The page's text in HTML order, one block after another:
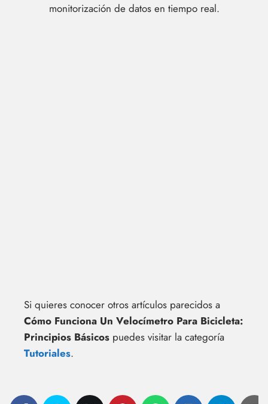
monitorización de datos en tiempo real.
Si quieres conocer otros artículos parecidos a
Cómo Funciona Un Velocímetro Para Bicicleta:
Principios Básicos puedes visitar la categoría
Tutoriales.